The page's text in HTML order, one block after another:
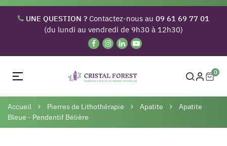
UNE QUESTION ? Contactez-nous au 09 61 69 77 01
(du lundi au vendredi de 9h30 à 12h30)
Basculer
navigation
☰ 0
Accueil Pierres de Lithothérapie Apatite
Apatite
Bleue - Pendentif Bélière